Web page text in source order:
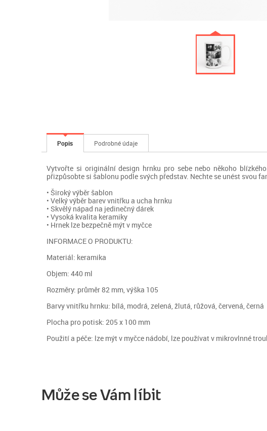
Popis Podrobné údaje
Vytvořte si originální design hrnku pro sebe nebo někoho
přizpůsobte si šablonu podle svých představ. Nechte se unést svou
• Široký výběr šablon
• Velký výběr barev vnitřku a ucha hrnku
• Skvělý nápad na jedinečný dárek
• Vysoká kvalita keramiky
• Hrnek lze bezpečně mýt v myčce
INFORMACE O PRODUKTU:
Materiál: keramika
Objem: 440 ml
Rozměry: průměr 82 mm, výška 105
Barvy vnitřku hrnku: bílá, modrá, zelená, žlutá, růžová, červená, černá
Plocha pro potisk: 205 x 100 mm
Použití a péče: lze mýt v myčce nádobí, lze používat v mikrovlnné
Může se Vám líbit